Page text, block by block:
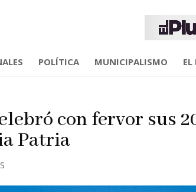
POLÍTICA MUNICIPALISMO
con fervor sus
Patria